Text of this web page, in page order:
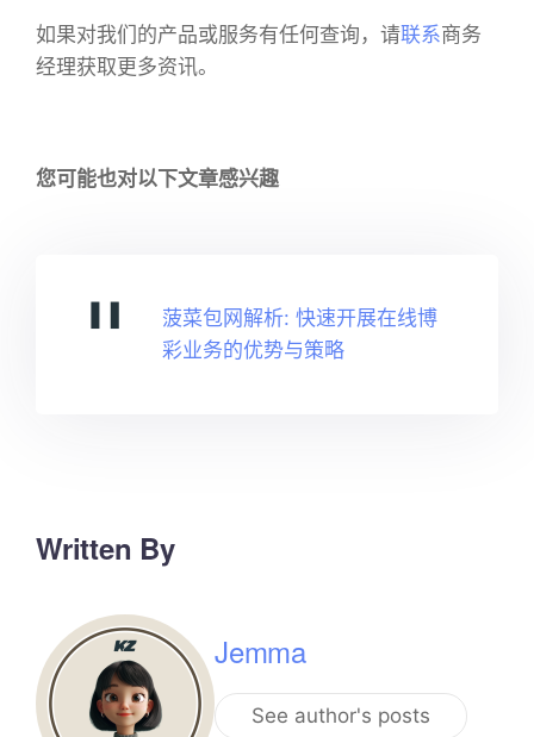
如果对我们的产品或服务有任何查询，请联系商务
经理获取更多资讯。
您可能也对以下文章感兴趣
菠菜包网解析: 快速开展在线博
彩业务的优势与策略
Written By
Jemma
See author's posts